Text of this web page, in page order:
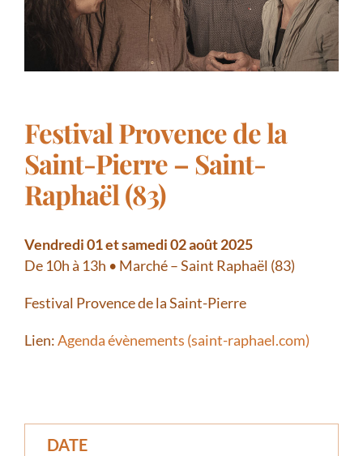
Festival Provence de la
Saint-Pierre – Saint-
Raphaël (83)
Vendredi 01 et samedi 02 août 2025
De 10h à 13h • Marché – Saint Raphaël (83)
Festival Provence de la Saint-Pierre
Lien:Agenda évènements (saint-raphael.com)
DATE